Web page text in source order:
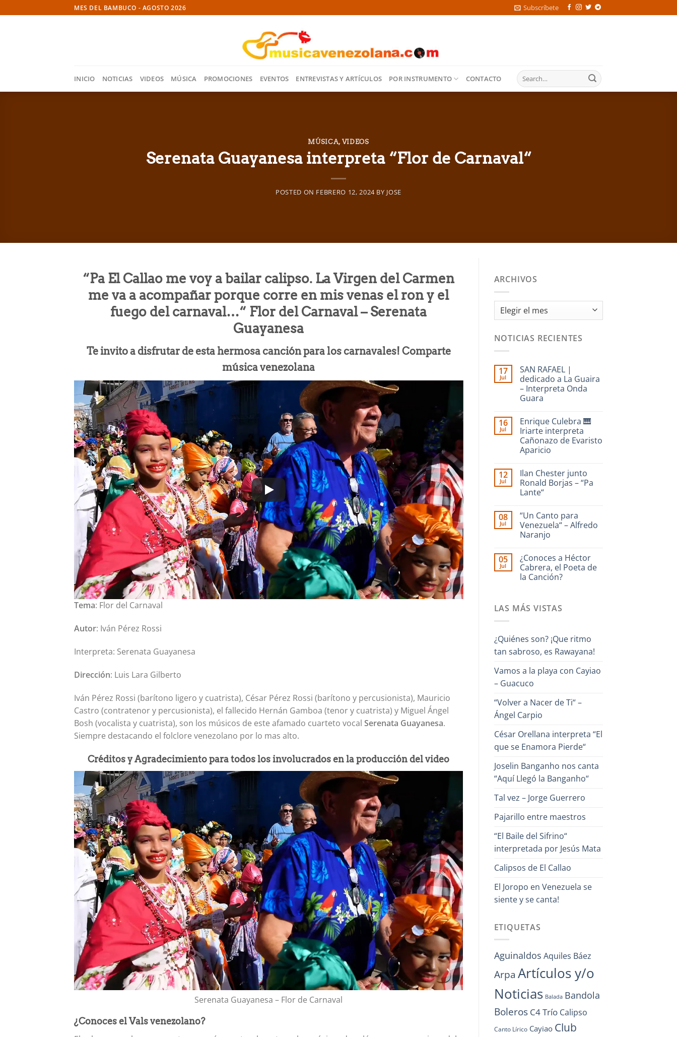
to
MES DEL BAMBUCO - AGOSTO 2026 Subscríbete
INICIO NOTICIAS VIDEOS MÚSICA PROMOCIONES EVENTOS ENTREVISTAS Y ARTÍCULOS POR INSTRUMENTO CONTACTO
MÚSICA, VIDEOS
Serenata Guayanesa interpreta “Flor de Carnaval“
POSTED ON FEBRERO 12, 2024 BY JOSE
“Pa El Callao me voy a bailar calipso. La Virgen del Carmen
me va a acompañar porque corre en mis venas el ron y el
fuego del carnaval…“ Flor del Carnaval – Serenata
Guayanesa
Te invito a disfrutar de esta hermosa canción para los carnavales! Comparte
música venezolana
Tema: Flor del Carnaval
Autor: Iván Pérez Rossi
Interpreta: Serenata Guayanesa
Dirección: Luis Lara Gilberto
Iván Pérez Rossi (barítono ligero y cuatrista), César Pérez Rossi (barítono y percusionista), Mauricio
Castro (contratenor y percusionista), el fallecido Hernán Gamboa (tenor y cuatrista) y Miguel Ángel
Bosh (vocalista y cuatrista), son los músicos de este afamado cuarteto vocal Serenata Guayanesa.
Siempre destacando el folclore venezolano por lo mas alto.
Créditos y Agradecimiento para todos los involucrados en la producción del video
Serenata Guayanesa – Flor de Carnaval
¿Conoces el Vals venezolano?
ARCHIVOS
Archivos
NOTICIAS RECIENTES
17
Jul
SAN RAFAEL |
dedicado a La Guaira
– Interpreta Onda
Guara
comentarios
en
SAN
RAFAEL
|
dedicado
Guaira
–
Interpreta
Onda
16
Jul
Enrique Culebra 🎹
Iriarte interpreta
Cañonazo de Evaristo
Aparicio
comentarios
en
Enrique
Culebra
interpreta
Cañonazo
de
Evaristo
Aparicio
12
Jul
Ilan Chester junto
Ronald Borjas – “Pa
Lante“
comentarios
en
Ilan
Chester
Borjas
–
“Pa
Lante“
08
Jul
“Un Canto para
Venezuela“ – Alfredo
Naranjo
comentarios
en
“Un
Canto
Alfredo
Naranjo
05
Jul
¿Conoces a Héctor
Cabrera, el Poeta de
la Canción?
en
¿Conoces
el
Poeta
de
Canción?
LAS MÁS VISTAS
¿Quiénes son? ¡Que ritmo
tan sabroso, es Rawayana!
Vamos a la playa con Cayiao
– Guacuco
“Volver a Nacer de Ti“ –
Ángel Carpio
César Orellana interpreta “El
que se Enamora Pierde“
Joselin Banganho nos canta
“Aquí Llegó la Banganho“
Tal vez – Jorge Guerrero
Pajarillo entre maestros
“El Baile del Sifrino“
interpretada por Jesús Mata
Calipsos de El Callao
El Joropo en Venezuela se
siente y se canta!
ETIQUETAS
Aguinaldos Aquiles Báez
Arpa Artículos y/o
Noticias Balada Bandola
Boleros C4 Trío Calipso
Canto Lírico Cayiao Club